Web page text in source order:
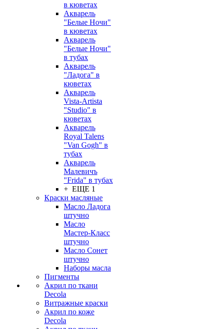
в кюветах
Акварель
"Белые Ночи"
в кюветах
Акварель
"Белые Ночи"
в тубах
Акварель
"Ладога" в
кюветах
Акварель
Vista-Artista
"Studio" в
кюветах
Акварель
Royal Talens
"Van Gogh" в
тубах
Акварель
Малевичъ
"Frida" в тубах
+ ЕЩЕ 1
Краски масляные
Масло Ладога
штучно
Масло
Мастер-Класс
штучно
Масло Сонет
штучно
Наборы масла
Пигменты
Акрил по ткани
Decola
Витражные краски
Акрил по коже
Decola